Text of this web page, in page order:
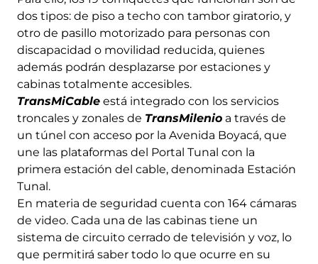
dos tipos: de piso a techo con tambor giratorio, y
otro de pasillo motorizado para personas con
discapacidad o movilidad reducida, quienes
además podrán desplazarse por estaciones y
cabinas totalmente accesibles.
TransMiCable está integrado con los servicios
troncales y zonales de TransMilenio a través de
un túnel con acceso por la Avenida Boyacá, que
une las plataformas del Portal Tunal con la
primera estación del cable, denominada Estación
Tunal.
En materia de seguridad cuenta con 164 cámaras
de video. Cada una de las cabinas tiene un
sistema de circuito cerrado de televisión y voz, lo
que permitirá saber todo lo que ocurre en su